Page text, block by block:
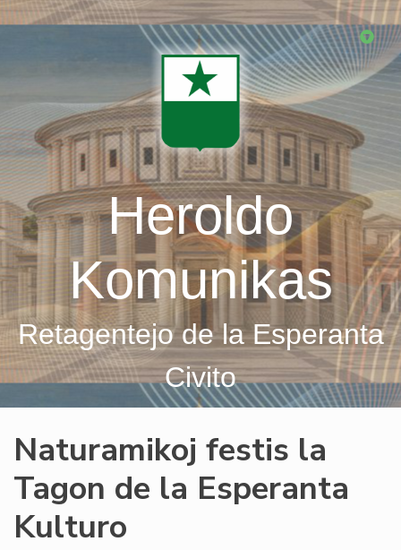
Skip
Heroldo
Komunikas
Retagentejo de la Esperanta
Civito
Naturamikoj festis la
Tagon de la Esperanta
Kulturo